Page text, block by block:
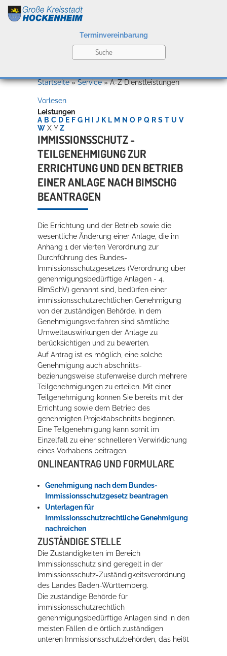
Kultur
Bildung
Wirtschaft
Rathaus
Service
Terminvereinbarung
Willkommen in Hockenheim
Konzerte, Tagungen und vieles mehr
Die Stadthalle Hockenheim bietet den perfekten Standort für Events
mehr dazu...
Erleben in Hockenheim
Spaß unter prickelnden Wasserfällen, das rauschende Meer im
Wellenbecken oder doch lieber die pure Entspannung auf der
mehr dazu...
Startseite»Service»A-Z Dienstleistungen
Vorlesen
Leistungen
A B C D E F G H J K L M N O P Q R S T U V
W X Y Z
IMMISSIONSSCHUTZ -
TEILGENEHMIGUNG ZUR
ERRICHTUNG UND DEN BETRIEB
EINER ANLAGE NACH BIMSCHG
BEANTRAGEN
Die Errichtung und der Betrieb sowie die
wesentliche Änderung einer Anlage, die im
Anhang 1 der vierten Verordnung zur
Durchführung des Bundes-
Immissionsschutzgesetzes (Verordnung über
genehmigungsbedürftige Anlagen - 4.
BImSchV) genannt sind, bedürfen einer
immissionsschutzrechtlichen Genehmigung
von der zuständigen Behörde. In dem
Genehmigungsverfahren sind sämtliche
Umweltauswirkungen der Anlage zu
berücksichtigen und zu bewerten.
Auf Antrag ist es möglich, eine solche
Genehmigung auch abschnitts-
beziehungsweise stufenweise durch mehrere
Teilgenehmigungen zu erteilen. Mit einer
Teilgenehmigung können Sie bereits mit der
Errichtung sowie dem Betrieb des
genehmigten Projektabschnitts beginnen.
Eine Teilgenehmigung kann somit im
Einzelfall zu einer schnelleren Verwirklichung
eines Vorhabens beitragen.
ONLINEANTRAG UND FORMULARE
Genehmigung nach dem Bundes-
Immissionsschutzgesetz beantragen
Unterlagen für
Immissionsschutzrechtliche Genehmigung
nachreichen
ZUSTÄNDIGE STELLE
Die Zuständigkeiten im Bereich
Immissionsschutz sind geregelt in der
Immissionsschutz-Zuständigkeitsverordnung
des Landes Baden-Württemberg.
Die zuständige Behörde für
immissionsschutzrechtlich
genehmigungsbedürftige Anlagen sind in den
meisten Fällen die örtlich zuständigen
unteren Immissionsschutzbehörden, das heißt